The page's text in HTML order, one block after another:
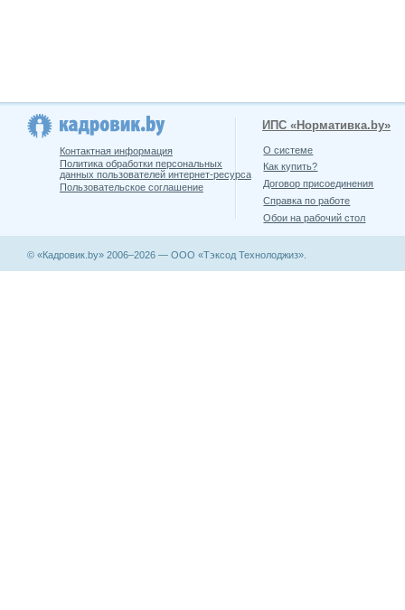
Контактная информация
Политика обработки персональных
данных пользователей интернет-ресурса
Пользовательское соглашение
ИПС «Нормативка.by»
О системе
Как купить?
Договор присоединения
Справка по работе
Обои на рабочий стол
© «Кадровик.by» 2006–2026 — ООО «Тэксод Технолоджиз».